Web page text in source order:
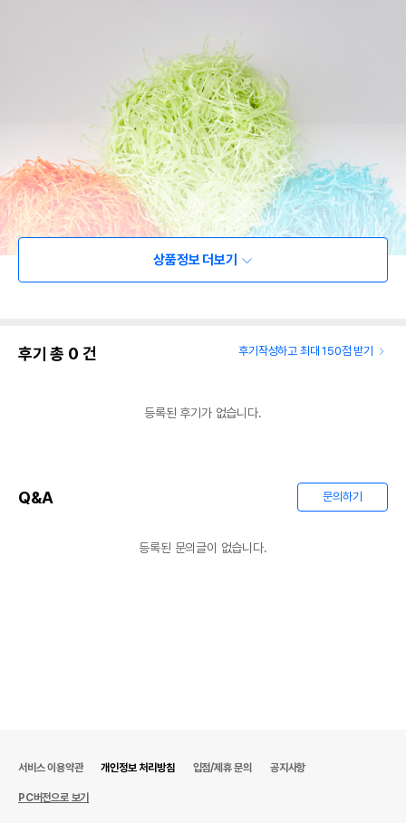
상품정보 더보기
후기 총 0 건 후기작성하고 최대 150점 받기
등록된 후기가 없습니다.
Q&A 문의하기
등록된 문의글이 없습니다.
서비스 이용약관 개인정보 처리방침 입점/제휴 문의 공지사항
PC버전으로 보기